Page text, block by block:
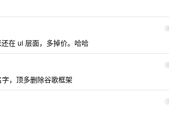
5
在 ui 层面，多掉价。哈哈
6
，顶多删除谷歌框架
7